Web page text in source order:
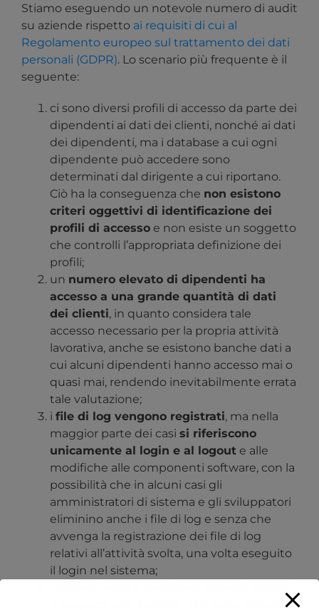
Stiamo eseguendo un notevole numero di audit
su aziende rispetto ai requisiti di cui al
Regolamento europeo sul trattamento dei dati
personali (GDPR). Lo scenario più frequente è il
seguente:
ci sono diversi profili di accesso da parte dei
dipendenti ai dati dei clienti, nonché ai dati
dei dipendenti, ma i database a cui ogni
dipendente può accedere sono
determinati dal dirigente a cui riportano.
Ciò ha la conseguenza che non esistono
criteri oggettivi di identificazione dei
profili di accesso e non esiste un soggetto
che controlli l’appropriata definizione dei
profili;
un numero elevato di dipendenti ha
accesso a una grande quantità di dati
dei clienti, in quanto considera tale
accesso necessario per la propria attività
lavorativa, anche se esistono banche dati a
cui alcuni dipendenti hanno accesso mai o
quasi mai, rendendo inevitabilmente errata
tale valutazione;
i file di log vengono registrati, ma nella
maggior parte dei casi si riferiscono
unicamente al login e al logout e alle
modifiche alle componenti software, con la
possibilità che in alcuni casi gli
amministratori di sistema e gli sviluppatori
eliminino anche i file di log e senza che
avvenga la registrazione dei file di log
relativi all’attività svolta, una volta eseguito
il login nel sistema;